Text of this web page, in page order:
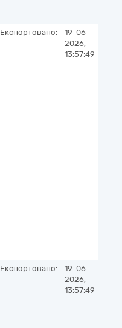
Експортовано:
19-06-
2026,
13:57:49
Експортовано:
19-06-
2026,
13:57:49